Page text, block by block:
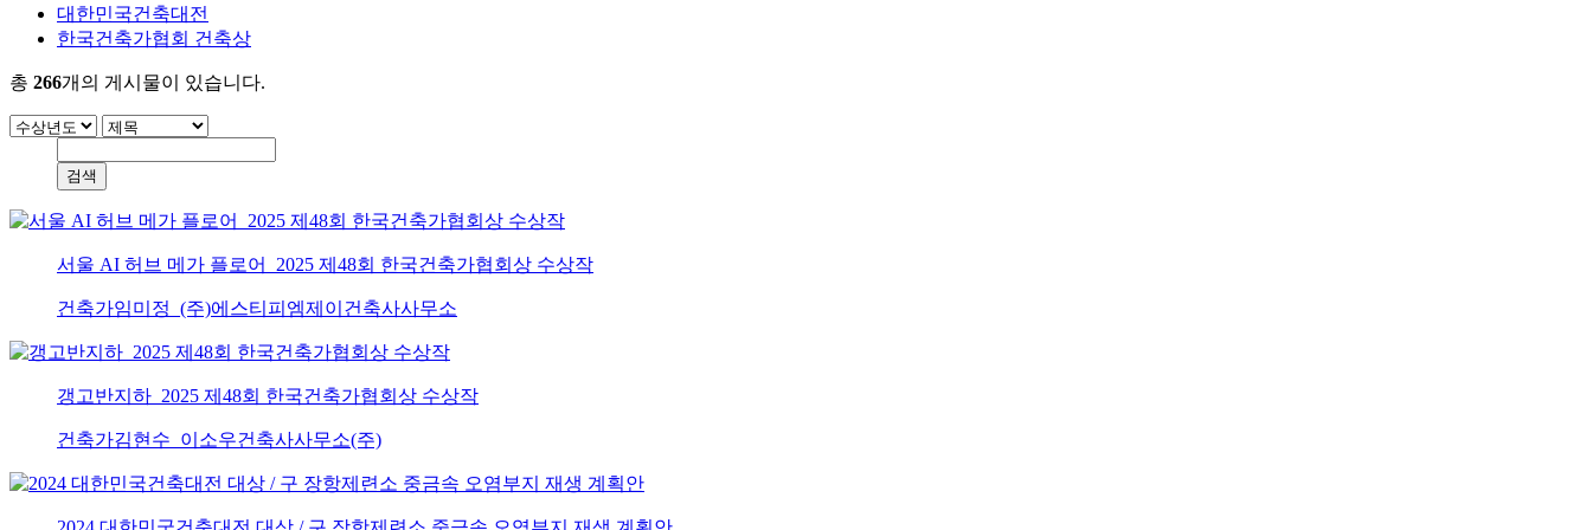
대한민국건축대전
한국건축가협회 건축상
총 266개의 게시물이 있습니다.
서울 AI 허브 메가 플로어_2025 제48회 한국건축가협회상 수상작
건축가임미정_(주)에스티피엠제이건축사사무소
갱고반지하_2025 제48회 한국건축가협회상 수상작
건축가김현수_이소우건축사사무소(주)